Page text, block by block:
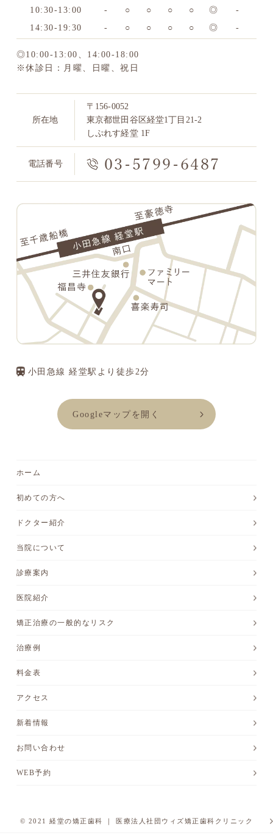
10:30-13:00 - ○ ○ ○ ○ ◎
-
14:30-19:30
- ○ ○ ○ ○ ◎ -
◎10:00-13:00、14:00-18:00
※休診日：月曜、日曜、祝日
所在地
〒156-0052
東京都世田谷区経堂1丁目21-2
しぷれす経堂 1F
電話番号 03-5799-6487
小田急線 経堂駅より徒歩2分
Googleマップを開く
ホーム
初めての方へ
ドクター紹介
当院について
診療案内
医院紹介
矯正治療の一般的なリスク
治療例
料金表
アクセス
新着情報
お問い合わせ
WEB予約
© 2021 経堂の矯正歯科 ｜ 医療法人社団ウィズ矯正歯科クリニック